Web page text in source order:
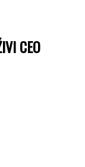
CEO